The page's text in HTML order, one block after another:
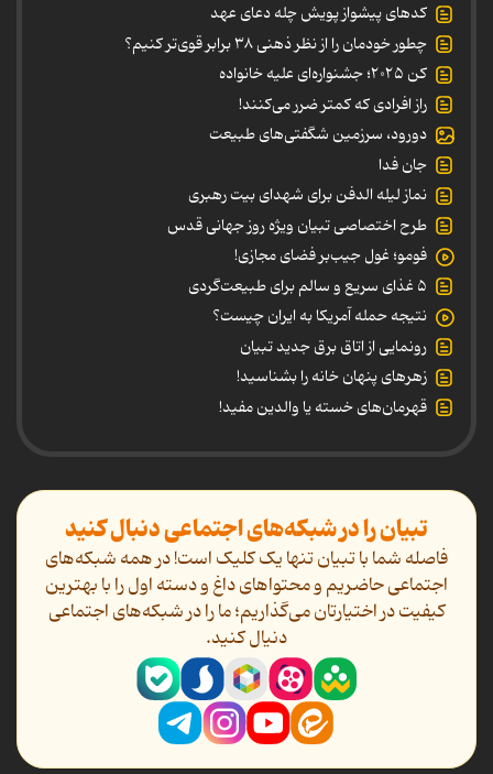
کدهای پیشواز پویش چله دعای عهد
چطور خودمان را از نظر ذهنی ۳۸ برابر قوی‌تر کنیم؟
کن ۲۰۲۵؛ جشنواره‌ای علیه خانواده
راز افرادی که کمتر ضرر می‌کنند!
دورود، سرزمین شگفتی‌های طبیعت
جان فدا
نماز لیله الدفن برای شهدای بیت رهبری
طرح اختصاصی تبیان ویژه روز جهانی قدس
فومو؛ غول جیب‌بر فضای مجازی!
۵ غذای سریع و سالم برای طبیعت‌گردی
نتیجه حمله آمریکا به ایران چیست؟
رونمایی از اتاق برق جدید تبیان
زهرهای پنهان خانه را بشناسید!
قهرمان‌های خسته یا والدین مفید!
تبیان را در شبکه‌های اجتماعی دنبال کنید
فاصله شما با تبیان تنها یک کلیک است! در همه شبکه‌های
اجتماعی حاضریم و محتواهای داغ و دسته اول را با بهترین
کیفیت در اختیارتان می‌گذاریم؛ ما را در شبکه‌های اجتماعی
دنیال کنید.